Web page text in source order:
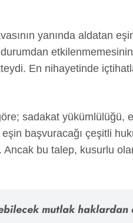
yanında aldatan
En nihayetinde
sadakat
başvuracağı çeşitli
bu talep, kusurlu
mutlak